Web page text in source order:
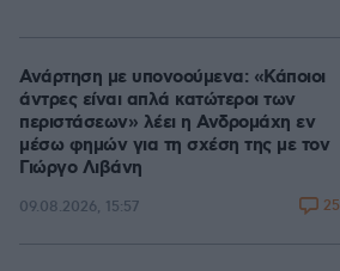
Ανάρτηση με υπονοούμενα: «Κάποιοι
άντρες είναι απλά κατώτεροι των
περιστάσεων» λέει η Ανδρομάχη εν
μέσω φημών για τη σχέση της με τον
Γιώργο Λιβάνη
09.08.2026, 15:57 25